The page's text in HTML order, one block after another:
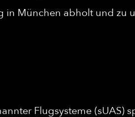
in München abholt und zu
Flugsysteme (sUAS)